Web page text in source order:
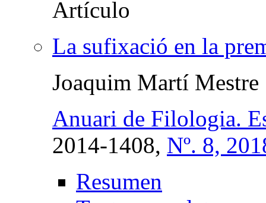
La sufixació en la
Joaquim Martí Mestre
Anuari de Filologia.
2014-1408, Nº. 8,
Resumen